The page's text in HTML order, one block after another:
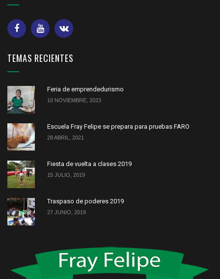
TEMAS RECIENTES
Feria de emprendedurismo
10 NOVIEMBRE, 2023
Escuela Fray Felipe se prepara para pruebas FARO
28 ABRIL, 2021
Fiesta de vuelta a clases 2019
15 JULIO, 2019
Traspaso de poderes 2019
27 JUNIO, 2019